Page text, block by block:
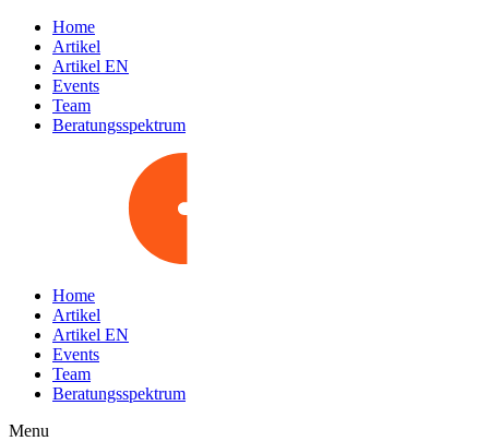
Home
Artikel
Artikel EN
Events
Team
Beratungsspektrum
Home
Artikel
Artikel EN
Events
Team
Beratungsspektrum
Menu